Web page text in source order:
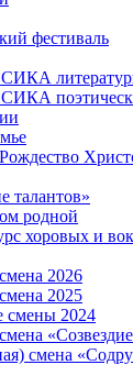
фестиваль
талантов»
родной
хоровых и
2026
2025
смены 2024
смена